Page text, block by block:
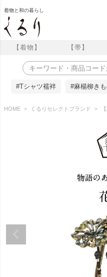
着物と和の暮らし
【着物】 【帯】
#Tシャツ襦袢 #麻楊柳き
HOME くるりセレクトブランド